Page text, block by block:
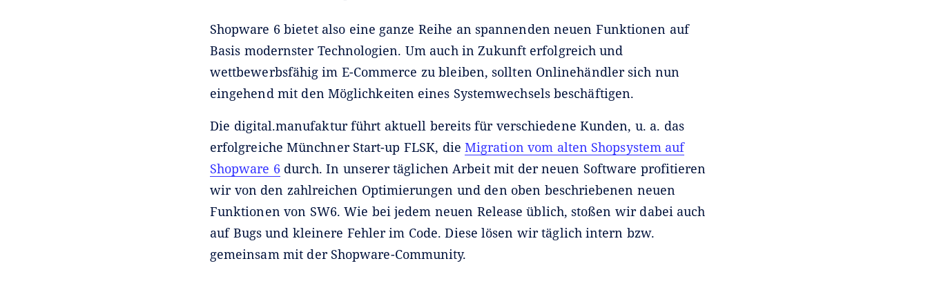
Shopware 6 bietet also eine ganze Reihe an spannenden neuen Funktionen auf
Basis modernster Technologien. Um auch in Zukunft erfolgreich und
wettbewerbsfähig im E-Commerce zu bleiben, sollten Onlinehändler sich nun
eingehend mit den Möglichkeiten eines Systemwechsels beschäftigen.
Die digital.manufaktur führt aktuell bereits für verschiedene Kunden, u. a. das
erfolgreiche Münchner Start-up FLSK, dieMigration vom alten Shopsystem auf
Shopware 6durch. In unserer täglichen Arbeit mit der neuen Software profitieren
wir von den zahlreichen Optimierungen und den oben beschriebenen neuen
Funktionen von SW6. Wie bei jedem neuen Release üblich, stoßen wir dabei auch
auf Bugs und kleinere Fehler im Code. Diese lösen wir täglich intern bzw.
gemeinsam mit der Shopware-Community.